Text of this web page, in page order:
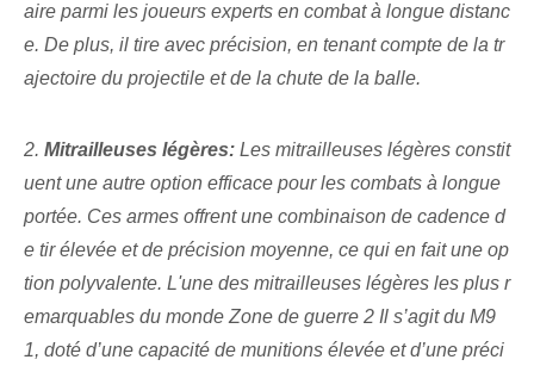
aire parmi les joueurs experts en combat à longue distanc
e. De plus, il tire avec précision, en tenant compte de la tr
ajectoire du projectile et de la chute de la balle.
2. Mitrailleuses légères: Les mitrailleuses légères constit
uent une autre option efficace pour les combats à longue
portée. Ces armes offrent une combinaison de cadence d
e tir élevée et de précision moyenne, ce qui en fait une op
tion polyvalente. L'une des mitrailleuses légères les plus r
emarquables du monde Zone de guerre 2 Il s’agit du M9
1, doté d’une capacité de munitions élevée et d’une préci